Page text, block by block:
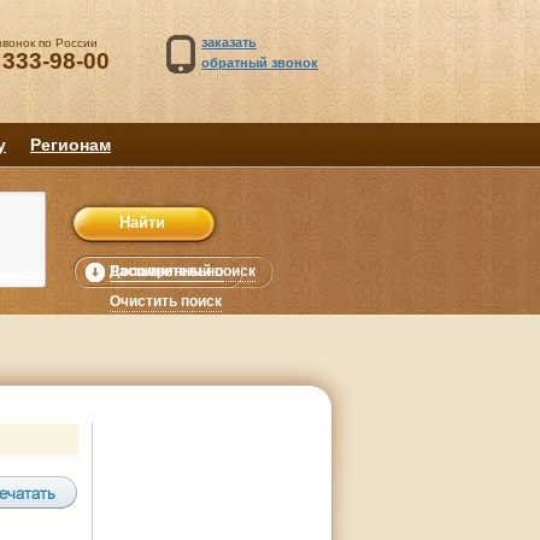
по России
98-00
заказать
обратный звонок
Регионам
Расширенный поиск
Очистить поиск
Дополнительно